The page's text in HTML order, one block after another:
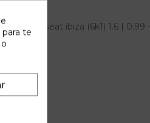
para seat ibiza (6k1) 1.6 | 0.99
te